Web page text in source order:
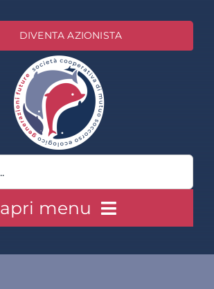
DIVENTA AZIONISTA
apri menu